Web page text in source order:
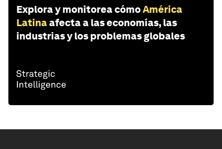
Explora y monitorea cómoAmérica
Latinaafecta a las economías, las
industrias y los problemas globales